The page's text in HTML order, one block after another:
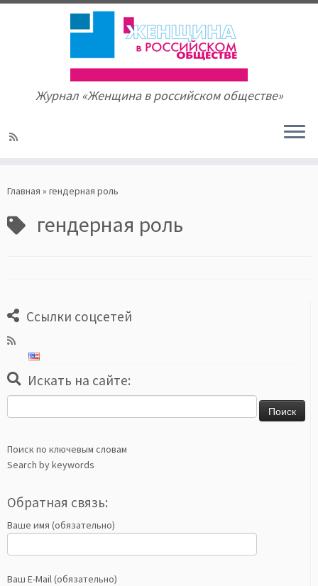
to
Журнал «Женщина в российском обществе»
Главная » гендерная роль
гендерная роль
Ссылки соцсетей
Искать на сайте:
Поиск по ключевым словам
Search by keywords
Обратная связь:
Ваше имя (обязательно)
Ваш E-Mail (обязательно)